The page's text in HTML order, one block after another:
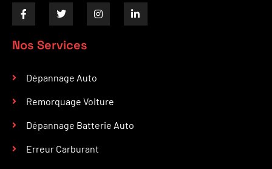
Nos Services
Dépannage Auto
Remorquage Voiture
Dépannage Batterie Auto
Erreur Carburant